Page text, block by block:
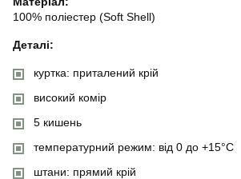
100% поліестер (Soft Shell)
Деталі:
куртка: приталений крій
високий комір
5 кишень
температурний режим: від 0 до +15°C
штани: прямий крій